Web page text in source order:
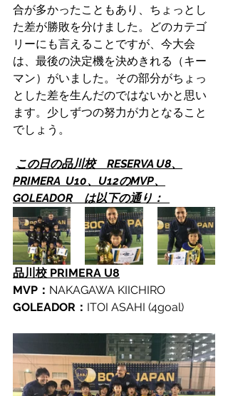
合が多かったこともあり、ちょっとし
た差が勝敗を分けました。どのカテゴ
リーにも言えることですが、今大会
は、最後の決定機を決めきれる（キー
マン）がいました。その部分がちょっ
とした差を生んだのではないかと思い
ます。少しずつの努力が力となること
でしょう。
この日の品川校　RESERVA U8、
PRIMERA  U10、U12のMVP、
GOLEADOR　は以下の通り：
品川校 PRIMERA U8
MVP： NAKAGAWA KIICHIRO
GOLEADOR： ITOI ASAHI (4goal)